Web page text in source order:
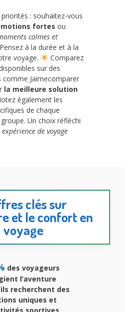
priorités : souhaitez-vous
fortes ou
calmes et
à la durée et à la
voyage.
Comparez
sur des
Jaimecomparer
la meilleure solution
également les
de chaque
Un choix réfléchi
de voyage
clés sur
et le confort en
voyage
des voyageurs
l’aventure
recherchent des
uniques et